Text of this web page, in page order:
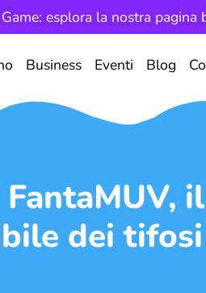
esplora la nostra pagina
Business Eventi Blog
dei